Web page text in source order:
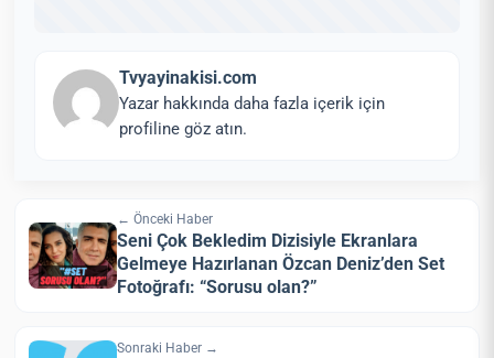
Tvyayinakisi.com
Yazar hakkında daha fazla içerik için
profiline göz atın.
← Önceki Haber
Seni Çok Bekledim Dizisiyle Ekranlara
Gelmeye Hazırlanan Özcan Deniz’den Set
Fotoğrafı: “Sorusu olan?”
Sonraki Haber →